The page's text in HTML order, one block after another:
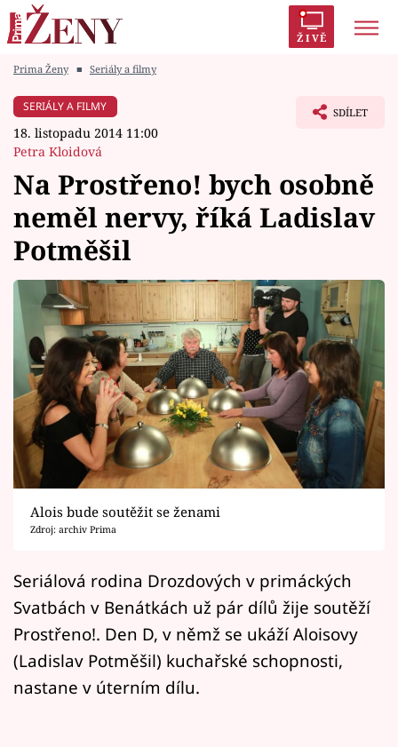
ŽIVĚ
Módní alarm
Témata
Celebrity
Vztahy
Seriály
Horoskopy
Sledujte prima+
Filmový festival Karlovy Vary
Pořady
Mámy sobě
Přihlášení
Sledujte nás
Prima Ženy ■ Seriály a filmy
SERIÁLY A FILMY
18. listopadu 2014 11:00
Petra Kloidová
SDÍLET
Na Prostřeno! bych osobně
neměl nervy, říká Ladislav
Potměšil
Alois bude soutěžit se ženami
Zdroj: archiv Prima
Seriálová rodina Drozdových v primáckých
Svatbách v Benátkách už pár dílů žije soutěží
Prostřeno!. Den D, v němž se ukáží Aloisovy
(Ladislav Potměšil) kuchařské schopnosti,
nastane v úterním dílu.